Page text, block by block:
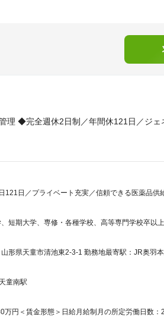
理 ◆完全週休2日制／年間休121日／ジ
121日／プライベート充実／信頼できる医薬品
短期大学、専修・各種学校、高等専門学校卒以上
形県天童市清池東2-3-1 勤務地最寄駅：JR奥羽
童南駅
万円＜賃金形態＞日給月給制月の所定労働日数